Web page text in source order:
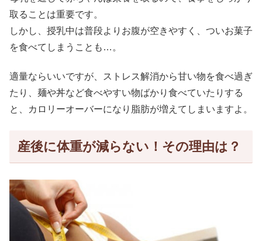
取ることは重要です。
しかし、授乳中は普段よりお腹が空きやすく、ついお菓子
を食べてしまうことも…。
適量ならいいですが、ストレス解消から甘い物を食べ過ぎ
たり、麺や丼など食べやすい物ばかり食べていたりする
と、カロリーオーバーになり脂肪が増えてしまいますよ。
産後に体重が減らない！その理由は？